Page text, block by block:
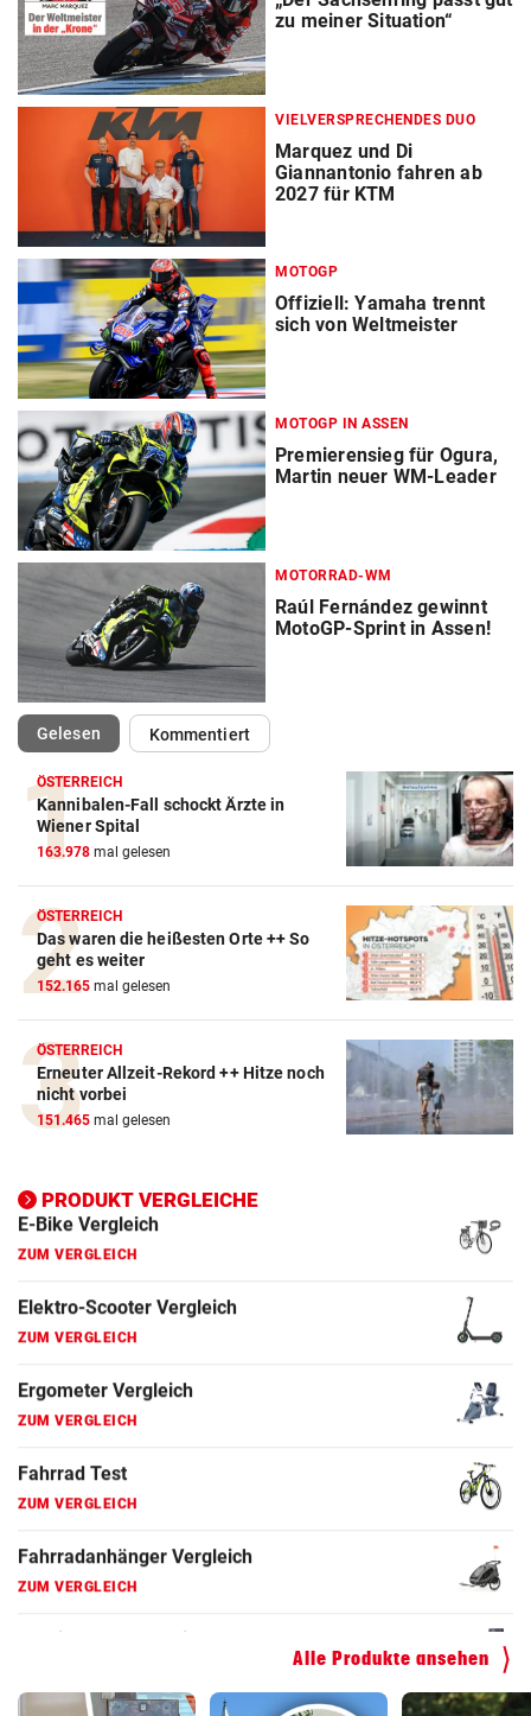
zu meiner Situation“
VIELVERSPRECHENDES DUO
Marquez und Di
Giannantonio fahren ab
2027 für KTM
MOTOGP
Offiziell: Yamaha trennt
sich von Weltmeister
MOTOGP IN ASSEN
Premierensieg für Ogura,
Martin neuer WM-Leader
MOTORRAD-WM
Raúl Fernández gewinnt
MotoGP-Sprint in Assen!
Gelesen(ausgewählt)Kommentiert
ÖSTERREICH
Kannibalen-Fall schockt Ärzte in
Wiener Spital
163.978 mal gelesen
ÖSTERREICH
Das waren die heißesten Orte ++ So
geht es weiter
152.165 mal gelesen
ÖSTERREICH
Erneuter Allzeit-Rekord ++ Hitze noch
nicht vorbei
151.465 mal gelesen
PRODUKT VERGLEICHE
Action-Cam Vergleich
ZUM VERGLEICH
Crosstrainer Vergleich
ZUM VERGLEICH
E-Bike Vergleich
ZUM VERGLEICH
Elektro-Scooter Vergleich
ZUM VERGLEICH
ZUM VERGLEICH
Fahrrad Test
Fahrradanhänger Vergleich
Faszienrolle Vergleich
Kinderfahrrad Vergleich
Alle Produkte ansehen